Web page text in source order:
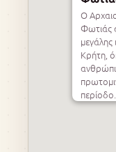
Ο
Φωτιάς
μεγάλης
Κρήτη,
περίοδο.